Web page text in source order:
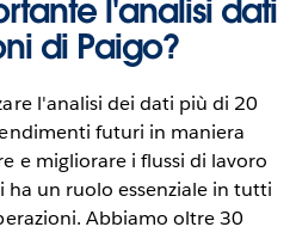
l'analisi dati
di Paigo?
l'analisi dei dati più di 20
futuri in maniera
e migliorare i flussi di lavoro
ha un ruolo essenziale in tutti
Abbiamo oltre 30